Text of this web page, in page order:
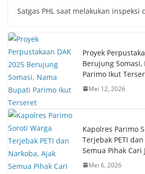
Satgas PHL saat melakukan inspeksi
Proyek
Berujung
Parimo Ikut
Mei 12, 2026
Kapolres Parimo
Terjebak PETI
Semua Pihak Cari
Mei 6, 2026